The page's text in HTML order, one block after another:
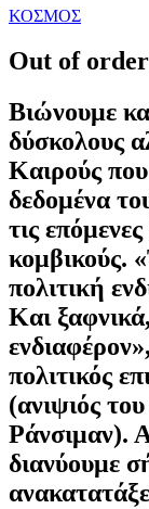
ΚΟΣΜΟΣ
Out of
Βιώνουμε
δύσκολους
Καιρούς
δεδομένα
τις
κομβικούς.
πολιτική
Και
πολιτικός
(ανιψιός
Ράνσιμαν).
διανύουμε